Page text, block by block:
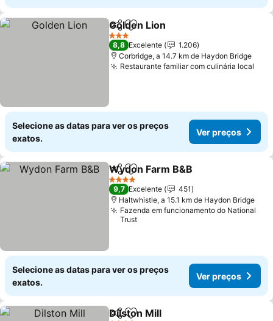
PartilharAdicionar aos favoritos
Golden Lion
3 Estrelas
8,8 Excelente
1.206
Corbridge, a 14.7 km de Haydon Bridge
Restaurante familiar com culinária local
Selecione as datas para ver os preços
exatos.
Ver preços
PartilharAdicionar aos favoritos
Wydon Farm B&B
4 Estrelas
9,7 Excelente
451
Haltwhistle, a 15.1 km de Haydon Bridge
Fazenda em funcionamento do National
Trust
Selecione as datas para ver os preços
exatos.
Ver preços
Partilhar
Dilston Mill